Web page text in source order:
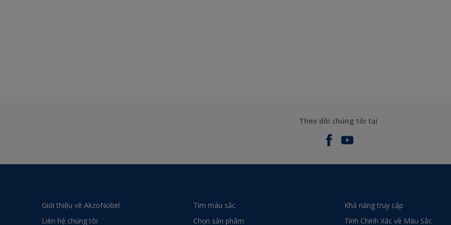
Theo dõi chúng tôi tại
Giới thiệu về AkzoNobel
Liên hệ chúng tôi
Tìm màu sắc
Chọn sản phẩm
Khả năng truy cập
Tính Chính Xác về Màu Sắc